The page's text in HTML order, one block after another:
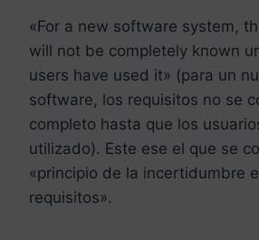
«For a new software system,
will not be completely known
users have used it» (para un
software, los requisitos no se
completo hasta que los
utilizado). Este ese el que se
«principio de la incertidumbre
requisitos».